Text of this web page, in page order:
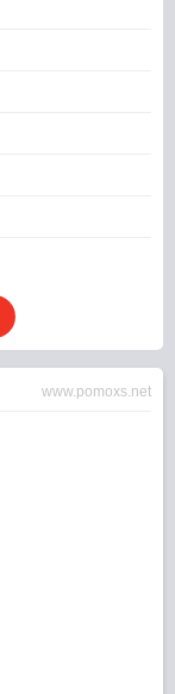
www.pomoxs.net